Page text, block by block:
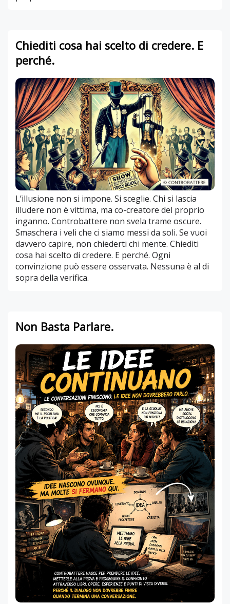
Chiediti cosa hai scelto di credere. E
perché.
L’illusione non si impone. Si sceglie. Chi si lascia
illudere non è vittima, ma co-creatore del proprio
inganno. Controbattere non svela trame oscure.
Smaschera i veli che ci siamo messi da soli. Se vuoi
davvero capire, non chiederti chi mente. Chiediti
cosa hai scelto di credere. E perché. Ogni
convinzione può essere osservata. Nessuna è al di
sopra della verifica.
Non Basta Parlare.